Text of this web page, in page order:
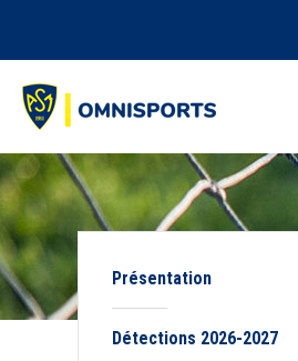
Présentation
Détections 2026-2027